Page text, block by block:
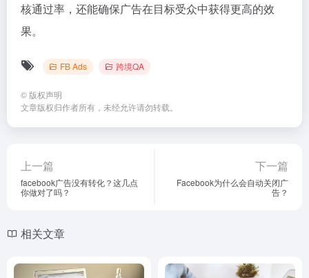
核通过率，还能确保广告在目标受众中获得更高的效
果。
FB Ads 跨境QA
© 版权声明
文章版权归作者所有，未经允许请勿转载。
上一篇
facebook广告没有转化？这几点
你做对了吗？
下一篇
Facebook为什么会自动关闭广
告？
相关文章